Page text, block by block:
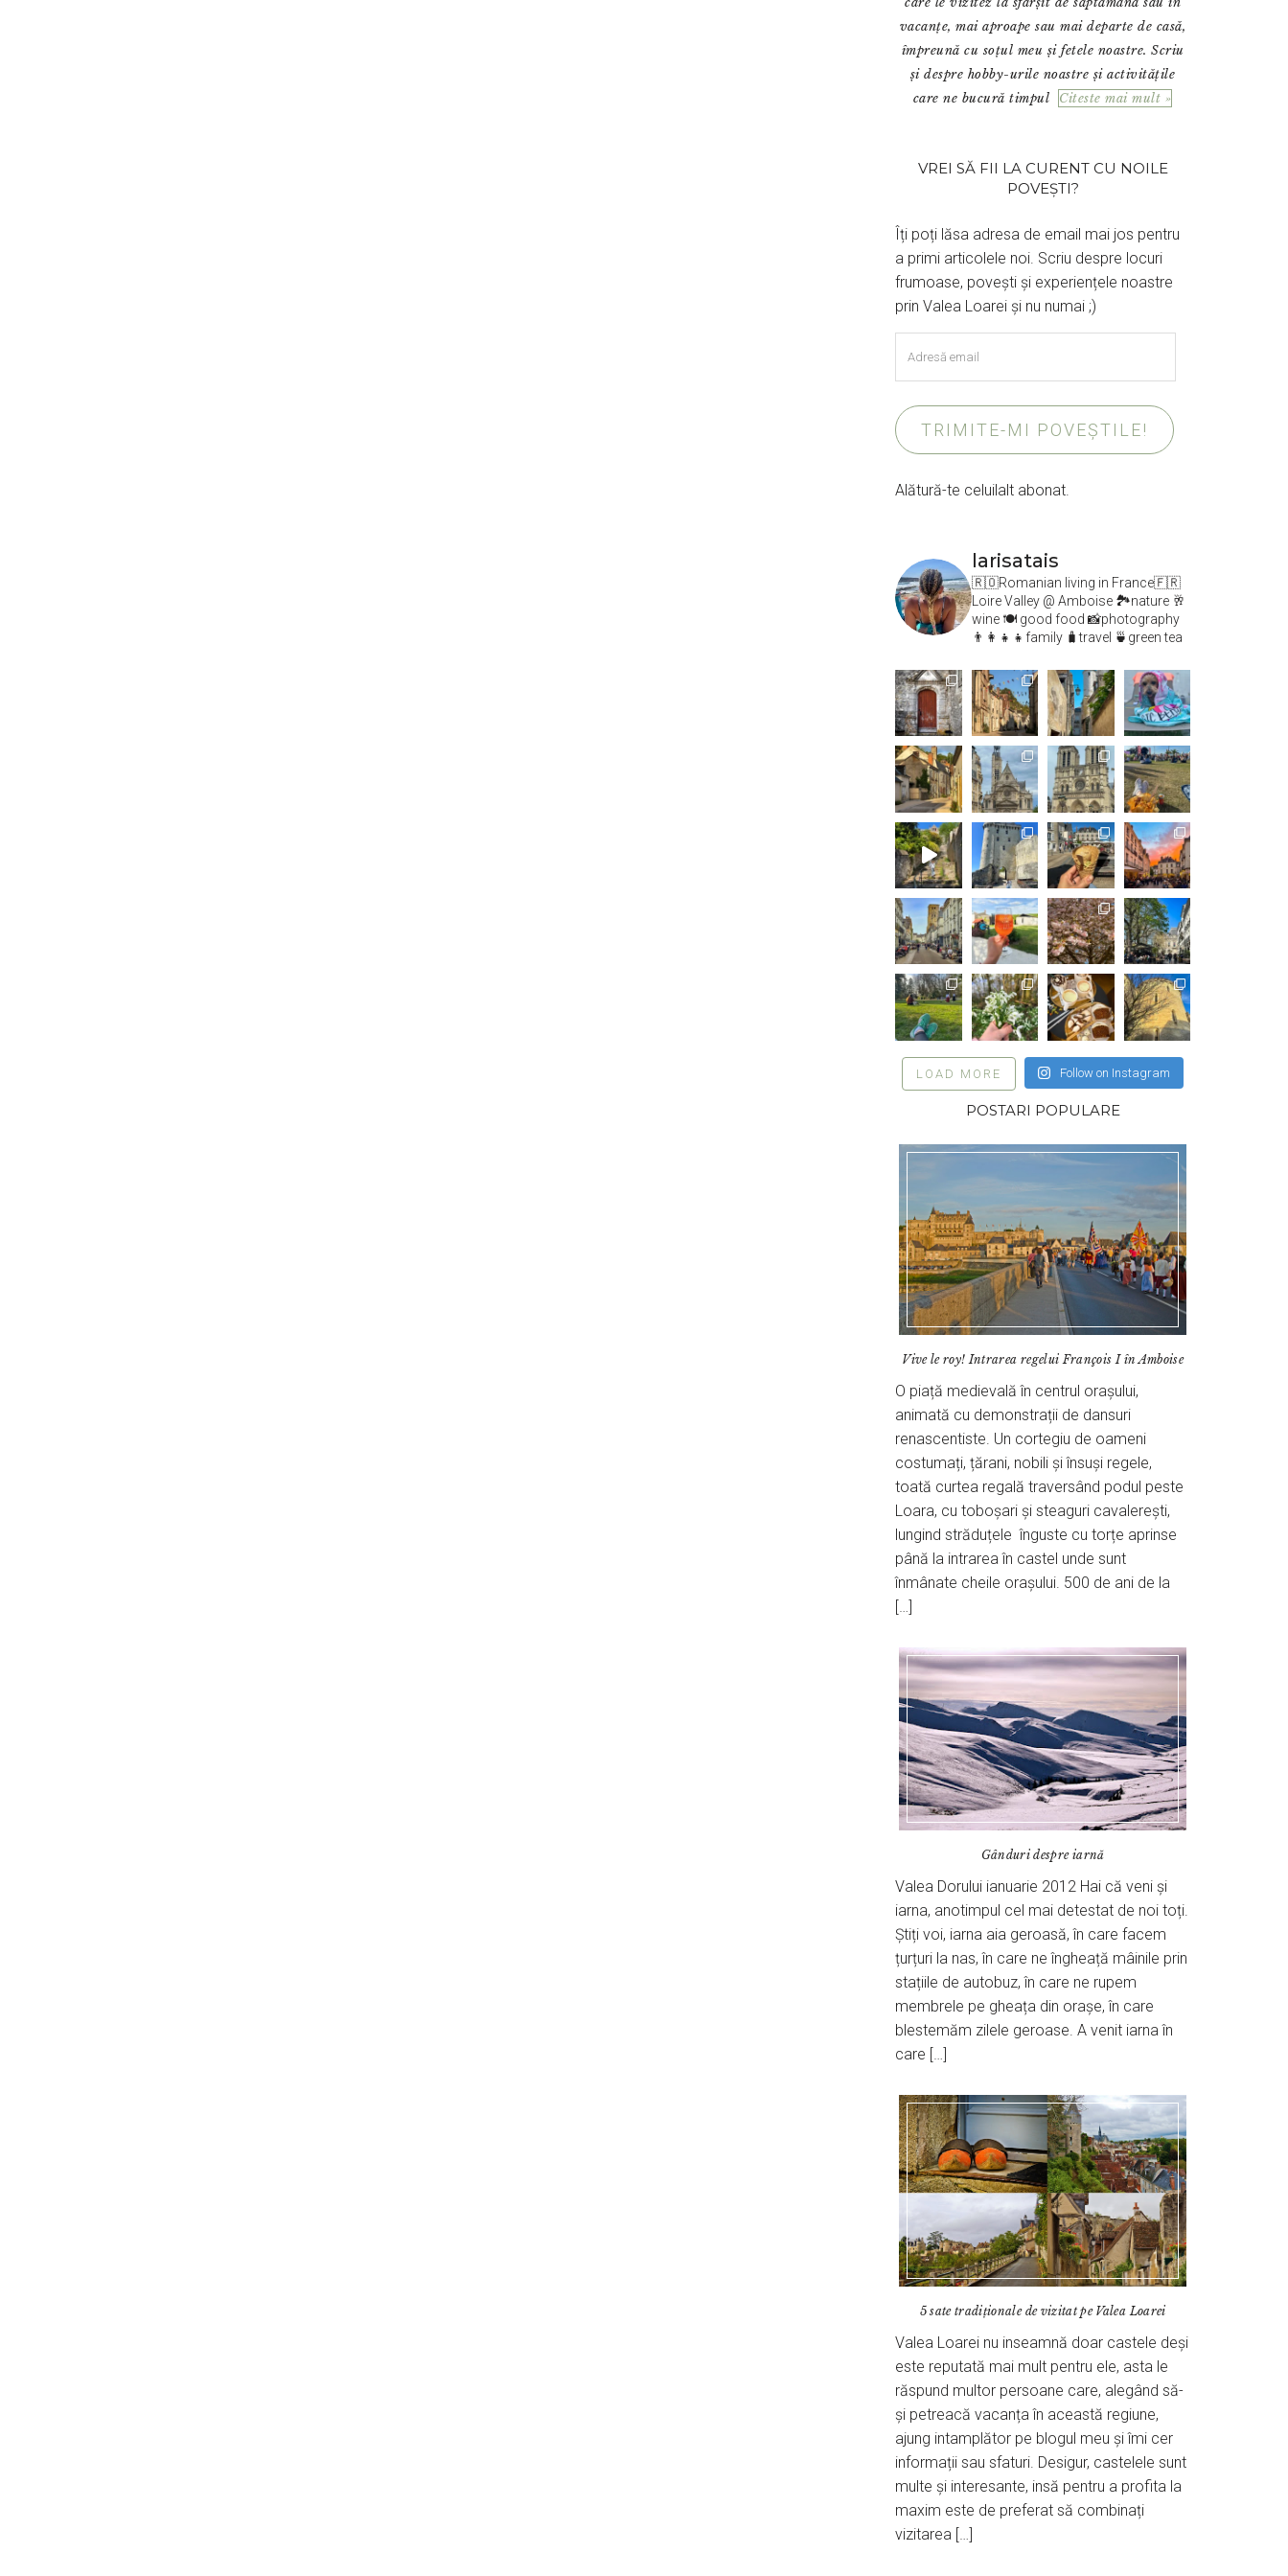
vacanțe, mai aproape sau mai departe de casă,
împreună cu soțul meu și fetele noastre. Scriu
și despre hobby-urile noastre și activitățile
care ne bucură timpul Citeste mai mult »
VREI SĂ FII LA CURENT CU NOILE
POVEȘTI?
Îți poți lăsa adresa de email mai jos pentru
a primi articolele noi. Scriu despre locuri
frumoase, povești și experiențele noastre
prin Valea Loarei și nu numai ;)
email
TRIMITE-MI POVEȘTILE!
Alătură-te celuilalt abonat.
larisatais
🇷🇴Romanian living in France🇫🇷
Loire Valley @ Amboise 🏞️nature 🥂
wine 🍽 good food 📸photography
👨‍👩‍👧‍👧family 🧳travel 🍵green tea
LOAD MORE Follow on Instagram
POSTARI POPULARE
Vive le roy! Intrarea regelui François I în Amboise
O piață medievală în centrul orașului,
animată cu demonstrații de dansuri
renascentiste. Un cortegiu de oameni
costumați, țărani, nobili și însuși regele,
toată curtea regală traversând podul peste
Loara, cu toboșari și steaguri cavalerești,
lungind străduțele înguste cu torțe aprinse
până la intrarea în castel unde sunt
înmânate cheile orașului. 500 de ani de la
[…]
Gânduri despre iarnă
Valea Dorului ianuarie 2012 Hai că veni și
iarna, anotimpul cel mai detestat de noi toți.
Știți voi, iarna aia geroasă, în care facem
țurțuri la nas, în care ne îngheață mâinile prin
stațiile de autobuz, în care ne rupem
membrele pe gheața din orașe, în care
blestemăm zilele geroase. A venit iarna în
care […]
5 sate tradiţionale de vizitat pe Valea Loarei
Valea Loarei nu inseamnă doar castele deși
este reputată mai mult pentru ele, asta le
răspund multor persoane care, alegând să-
și petreacă vacanța în această regiune,
ajung intamplător pe blogul meu și îmi cer
informații sau sfaturi. Desigur, castelele sunt
multe și interesante, insă pentru a profita la
maxim este de preferat să combinați
vizitarea […]